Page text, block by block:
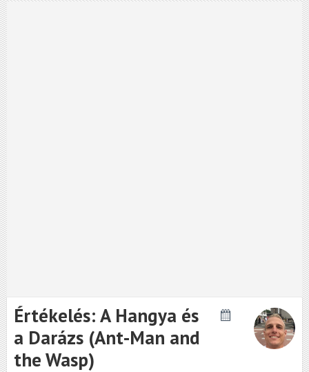
Értékelés: A Hangya és
a Darázs (Ant-Man and
the Wasp)